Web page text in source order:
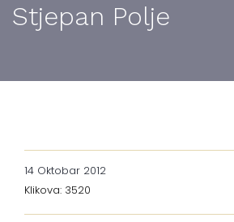
Stjepan Polje
14 Oktobar 2012
Klikova: 3520